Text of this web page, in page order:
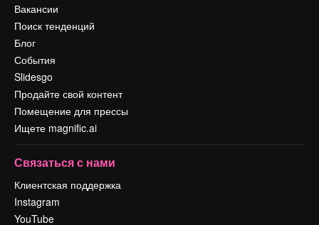
Вакансии
Поиск тенденций
Блог
События
Slidesgo
Продайте свой контент
Помещение для прессы
Ищете magnific.ai
Связаться с нами
Клиентская поддержка
Instagram
YouTube